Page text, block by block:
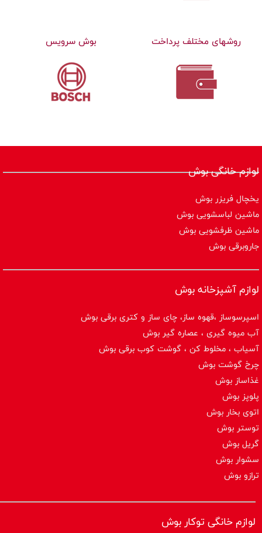
روشهای مختلف پرداخت بوش سرویس
لوازم خانگی بوش
یخچال فریزر بوش
ماشین لباسشویی بوش
ماشین ظرفشویی بوش
جاروبرقی بوش
لوازم آشپزخانه بوش
اسپرسوساز ،قهوه ساز، چای ساز و کتری برقی بوش
آب میوه گیری ، عصاره گیر بوش
آسیاب ، مخلوط کن ، گوشت کوب برقی بوش
چرخ گوشت بوش
غذاساز بوش
پلوپز بوش
اتوی بخار بوش
توستر بوش
گریل بوش
سشوار بوش
ترازو بوش
لوازم خانگی توکار بوش